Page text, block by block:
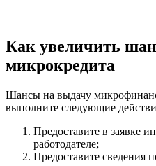
Как увеличить
микрокредита
Шансы на выдачу
выполните следующие
Предоставите в заявке
работодателе;
Предоставите сведения